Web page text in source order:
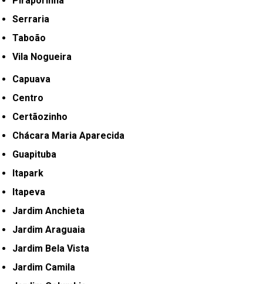
Serraria
Taboão
Vila Nogueira
Capuava
Centro
Certãozinho
Chácara Maria Aparecida
Guapituba
Itapark
Itapeva
Jardim Anchieta
Jardim Araguaia
Jardim Bela Vista
Jardim Camila